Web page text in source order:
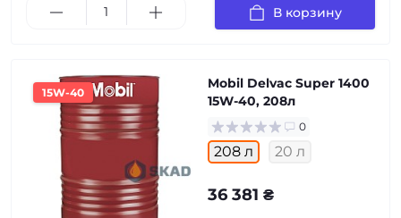
В корзину
15W-40
Mobil Delvac Super 1400
15W-40, 208л
0
208 л 20 л
36 381 ₴